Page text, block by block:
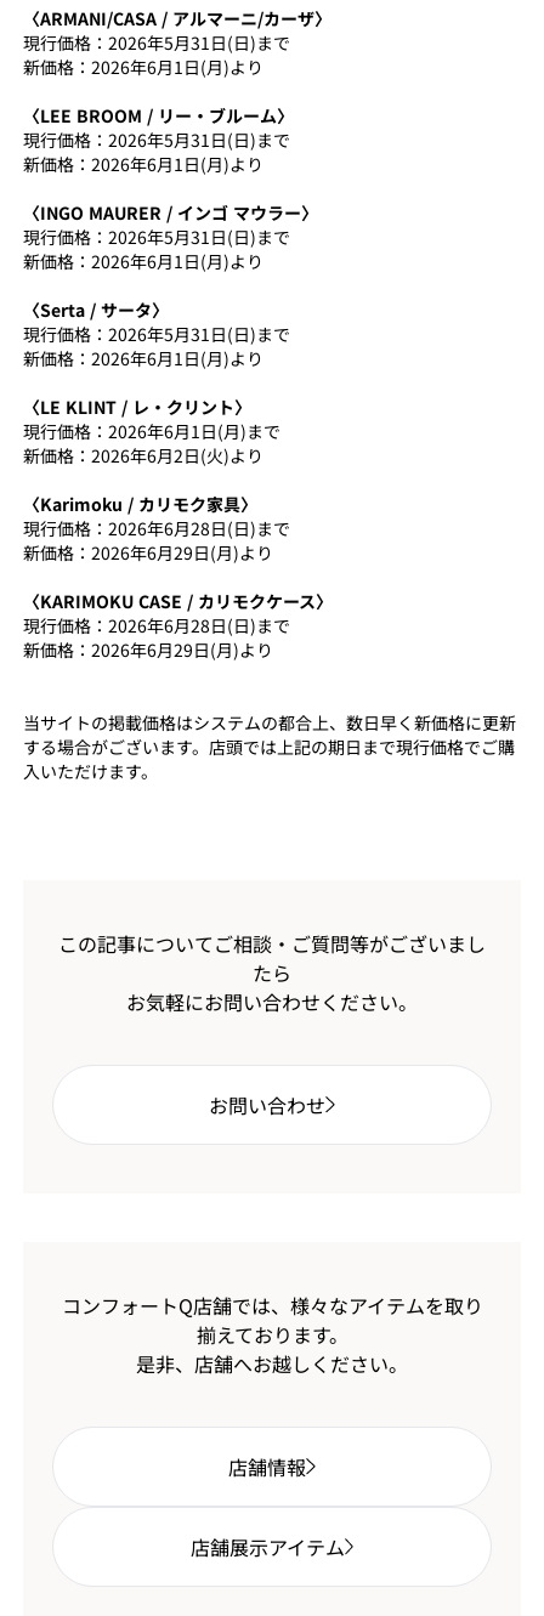
〈ARMANI/CASA / アルマーニ/カーザ〉
現行価格：2026年5月31日(日)まで
新価格：2026年6月1日(月)より
〈LEE BROOM / リー・ブルーム〉
現行価格：2026年5月31日(日)まで
新価格：2026年6月1日(月)より
〈INGO MAURER / インゴ マウラー〉
現行価格：2026年5月31日(日)まで
新価格：2026年6月1日(月)より
〈Serta / サータ〉
現行価格：2026年5月31日(日)まで
新価格：2026年6月1日(月)より
〈LE KLINT / レ・クリント〉
現行価格：2026年6月1日(月)まで
新価格：2026年6月2日(火)より
〈Karimoku / カリモク家具〉
現行価格：2026年6月28日(日)まで
新価格：2026年6月29日(月)より
〈KARIMOKU CASE / カリモクケース〉
現行価格：2026年6月28日(日)まで
新価格：2026年6月29日(月)より
当サイトの掲載価格はシステムの都合上、数日早く新価格に更新
する場合がございます。店頭では上記の期日まで現行価格でご購
入いただけます。
この記事についてご相談・ご質問等がございまし
たら
お気軽にお問い合わせください。
お問い合わせ
コンフォートQ店舗では、様々なアイテムを取り
揃えております。
是非、店舗へお越しください。
店舗情報
店舗展示アイテム